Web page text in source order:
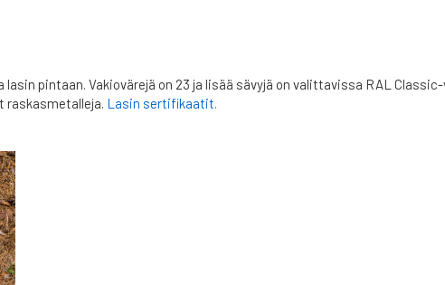
pintaan. Vakiovärejä on 23 ja lisää sävyjä on valittavissa RAL
Lasin sertifikaatit.